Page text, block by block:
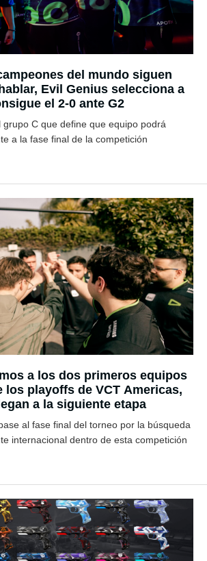
del mundo siguen
Evil Genius selecciona a
el 2-0 ante G2
grupo C que define que equipo podrá
a la fase final de la competición
a los dos primeros equipos
los playoffs de VCT Americas,
a la siguiente etapa
al fase final del torneo por la búsqueda
internacional dentro de esta competición